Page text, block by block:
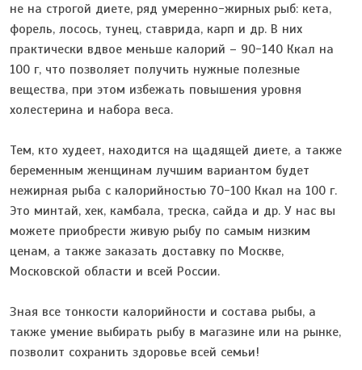
не на строгой диете, ряд умеренно-жирных рыб: кета,
форель, лосось, тунец, ставрида, карп и др. В них
практически вдвое меньше калорий – 90-140 Ккал на
100 г, что позволяет получить нужные полезные
вещества, при этом избежать повышения уровня
холестерина и набора веса.
Тем, кто худеет, находится на щадящей диете, а также
беременным женщинам лучшим вариантом будет
нежирная рыба с калорийностью 70-100 Ккал на 100 г.
Это минтай, хек, камбала, треска, сайда и др. У нас вы
можете приобрести живую рыбу по самым низким
ценам, а также заказать доставку по Москве,
Московской области и всей России.
Зная все тонкости калорийности и состава рыбы, а
также умение выбирать рыбу в магазине или на рынке,
позволит сохранить здоровье всей семьи!